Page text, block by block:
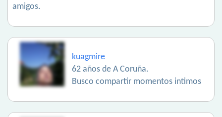
amigos.
kuagmire
62 años de A Coruña.
Busco compartir momentos intimos